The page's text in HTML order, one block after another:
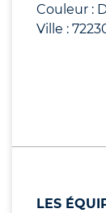
Couleur :
Ville :
LES